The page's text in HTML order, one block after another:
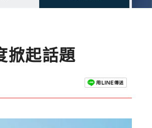
掀起話題